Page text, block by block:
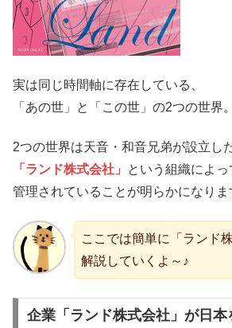
実は同じ時間軸に存在している、
「あの世」と「この世」の2つの世界。
2つの世界は天音・和音兄弟が設立した
「ランド株式会社」
という組織によっ
管理されていることが明らかになりま
ここでは簡単に「ランド
解説していくよ～♪
企業「ランド株式会社」が日本